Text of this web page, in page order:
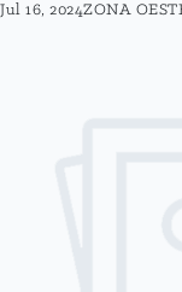
Jul 16, 2024ZONA